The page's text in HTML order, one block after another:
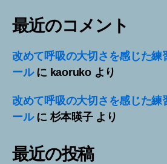
最近のコメント
改めて呼吸の大切さを感じた練
ールに kaorukoより
改めて呼吸の大切さを感じた練
ールに杉本暎子より
最近の投稿